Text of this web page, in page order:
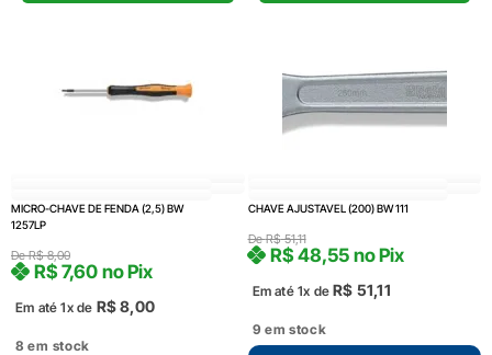
MICRO-CHAVE DE FENDA (2,5) BW
1257LP
DeR$8,00
Em até 1x de R$8,00
R$7,60 no Pix
8 em stock
CHAVE AJUSTAVEL (200) BW 111
DeR$51,11
Em até 1x de R$ 51,11
R$48,55 no Pix
9 em stock